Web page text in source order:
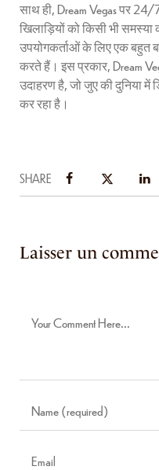
साथ ही, Dream Vegas पर
खिलाड़ियों को किसी भी
उपयोगकर्ताओं के लिए एक बहुत
करते हैं। इस प्रकार, Dream
उदाहरण है, जो जुए की दुनिया
कर रहा है।
SHARE
Laisser un